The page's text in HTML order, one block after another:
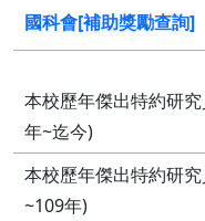
國科會[補助獎勵查詢]
本校歷年傑出特約研
年~迄今)
本校歷年傑出特約研
~109年)